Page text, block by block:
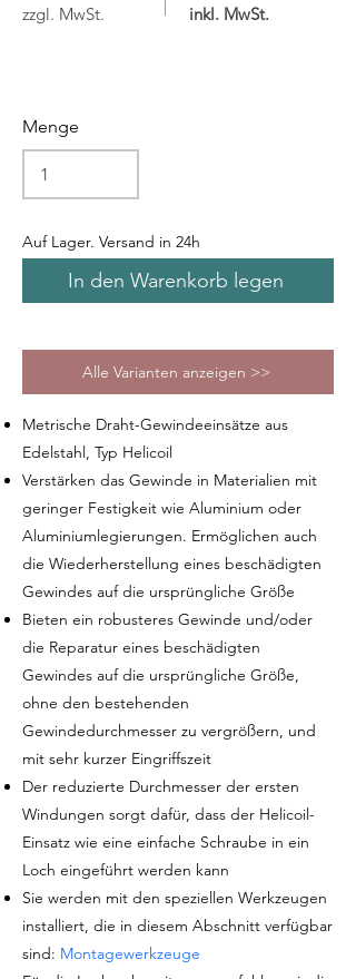
zzgl. MwSt. inkl. MwSt.
Menge
Auf Lager. Versand in 24h
In den Warenkorb legen
Alle Varianten anzeigen >>
Metrische Draht-Gewindeeinsätze aus
Edelstahl, Typ Helicoil
Verstärken das Gewinde in Materialien mit
geringer Festigkeit wie Aluminium oder
Aluminiumlegierungen. Ermöglichen auch
die Wiederherstellung eines beschädigten
Gewindes auf die ursprüngliche Größe
Bieten ein robusteres Gewinde und/oder
die Reparatur eines beschädigten
Gewindes auf die ursprüngliche Größe,
ohne den bestehenden
Gewindedurchmesser zu vergrößern, und
mit sehr kurzer Eingriffszeit
Der reduzierte Durchmesser der ersten
Windungen sorgt dafür, dass der Helicoil-
Einsatz wie eine einfache Schraube in ein
Loch eingeführt werden kann
Sie werden mit den speziellen Werkzeugen
installiert, die in diesem Abschnitt verfügbar
sind: Montagewerkzeuge